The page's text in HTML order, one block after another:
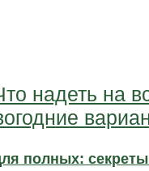
надеть на
полных: